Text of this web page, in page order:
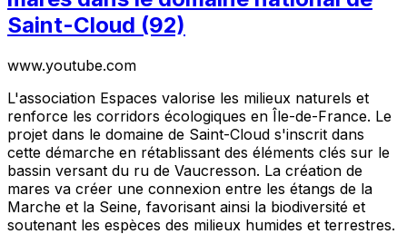
Saint-Cloud (92)
www.youtube.com
L'association Espaces valorise les milieux naturels et
renforce les corridors écologiques en Île-de-France. Le
projet dans le domaine de Saint-Cloud s'inscrit dans
cette démarche en rétablissant des éléments clés sur le
bassin versant du ru de Vaucresson. La création de
mares va créer une connexion entre les étangs de la
Marche et la Seine, favorisant ainsi la biodiversité et
soutenant les espèces des milieux humides et terrestres.